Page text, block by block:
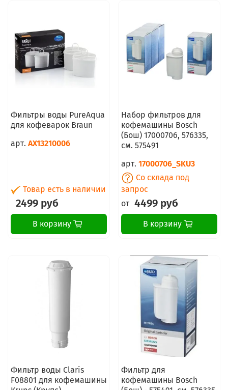
Фильтры воды PureAqua
для кофеварок Braun
арт. AX13210006
Товар есть в наличии
2499 руб
В корзину
Набор фильтров для
кофемашины Bosch
(Бош) 17000706, 576335,
см. 575491
арт. 17000706_SKU3
Со склада под
запрос
от 4499 руб
В корзину
Фильтр воды Claris
F08801 для кофемашины
Фильтр для
кофемашины Bosch